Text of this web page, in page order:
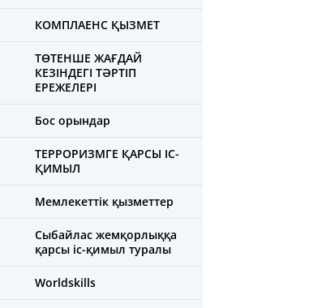
КОМПЛАЕНС ҚЫЗМЕТ
ТӨТЕНШЕ ЖАҒДАЙ
КЕЗІНДЕГІ ТӘРТІП
ЕРЕЖЕЛЕРІ
Бос орындар
ТЕРРОРИЗМГЕ ҚАРСЫ ІС-
ҚИМЫЛ
Мемлекеттік қызметтер
Сыбайлас жемқорлыққа
қарсы іс-қимыл туралы
Worldskills